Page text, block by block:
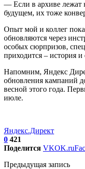
— Если в архиве лежат
будущем, их тоже
Опыт мой и коллег
обновляются через
особых сюрпризов,
приходится – история и
Напомним, Яндекс
обновления кампаний
весной этого года.
июле.
Яндекс.Директ
0 421
Поделится VKOK.ru
Предыдущая запись